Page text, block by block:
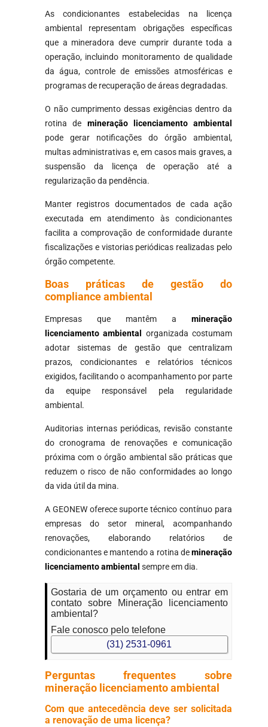
As condicionantes estabelecidas na licença
ambiental representam obrigações específicas
que a mineradora deve cumprir durante toda a
operação, incluindo monitoramento de qualidade
da água, controle de emissões atmosféricas e
programas de recuperação de áreas degradadas.
O não cumprimento dessas exigências dentro da
rotina de mineração licenciamento ambiental
pode gerar notificações do órgão ambiental,
multas administrativas e, em casos mais graves, a
suspensão da licença de operação até a
regularização da pendência.
Manter registros documentados de cada ação
executada em atendimento às condicionantes
facilita a comprovação de conformidade durante
fiscalizações e vistorias periódicas realizadas pelo
órgão competente.
Boas práticas de gestão do
compliance ambiental
Empresas que mantêm amineração
licenciamento ambiental
organizada costumam
adotar sistemas de gestão que centralizam
prazos, condicionantes e relatórios técnicos
exigidos, facilitando o acompanhamento por parte
da equipe responsável pela regularidade
ambiental.
Auditorias internas periódicas, revisão constante
do cronograma de renovações e comunicação
próxima com o órgão ambiental são práticas que
reduzem o risco de não conformidades ao longo
da vida útil da mina.
A GEONEW oferece suporte técnico contínuo para
empresas do setor mineral, acompanhando
renovações, elaborando relatórios de
condicionantes e mantendo a rotina demineração
licenciamento ambiental sempre em dia.
Gostaria de um orçamento ou entrar em
contato sobre Mineração licenciamento
ambiental?
Fale conosco pelo telefone
(31) 2531-0961
Perguntas frequentes sobre
mineração licenciamento ambiental
Com que antecedência deve ser solicitada
a renovação de uma licença?